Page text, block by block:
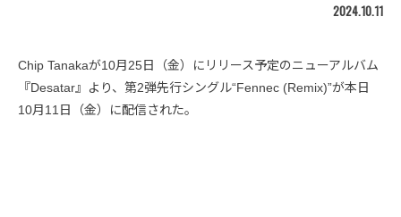
2024.10.11
Chip Tanakaが10月25日（金）にリリース予定のニューアルバム
『Desatar』より、第2弾先行シングル“Fennec (Remix)”が本日
10月11日（金）に配信された。